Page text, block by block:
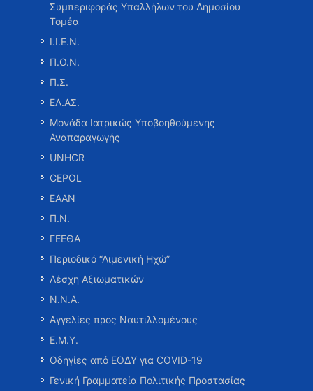
Συμπεριφοράς Υπαλλήλων του Δημοσίου
Τομέα
Ι.Ι.Ε.Ν.
Π.Ο.Ν.
Π.Σ.
ΕΛ.ΑΣ.
Μονάδα Ιατρικώς Υποβοηθούμενης
Αναπαραγωγής
UNHCR
CEPOL
ΕΑΑΝ
Π.Ν.
ΓΕΕΘΑ
Περιοδικό “Λιμενική Ηχώ”
Λέσχη Αξιωματικών
Ν.Ν.Α.
Αγγελίες προς Ναυτιλλομένους
Ε.Μ.Υ.
Οδηγίες από ΕΟΔΥ για COVID-19
Γενική Γραμματεία Πολιτικής Προστασίας